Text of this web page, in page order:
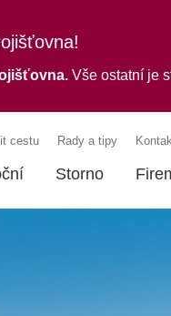
Vše ostatní je
cestu Rady a tipy
Storno